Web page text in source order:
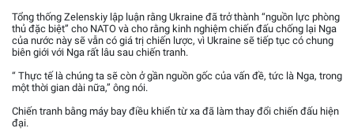
Tổng thống Zelenskiy lập luận rằng Ukraine đã trở thành “nguồn lực phòng
thủ đặc biệt” cho NATO và cho rằng kinh nghiệm chiến đấu chống lại Nga
của nước này sẽ vẫn có giá trị chiến lược, vì Ukraine sẽ tiếp tục có chung
biên giới với Nga rất lâu sau chiến tranh.
“ Thực tế là chúng ta sẽ còn ở gần nguồn gốc của vấn đề, tức là Nga, trong
một thời gian dài nữa,” ông nói.
Chiến tranh bằng máy bay điều khiển từ xa đã làm thay đổi chiến đấu hiện
đại.